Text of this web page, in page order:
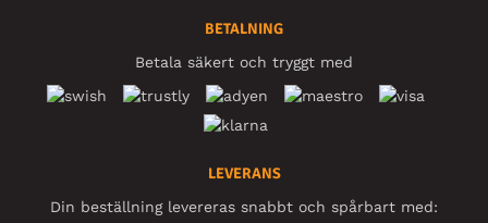
BETALNING
Betala säkert och tryggt med
LEVERANS
Din beställning levereras snabbt och spårbart med: